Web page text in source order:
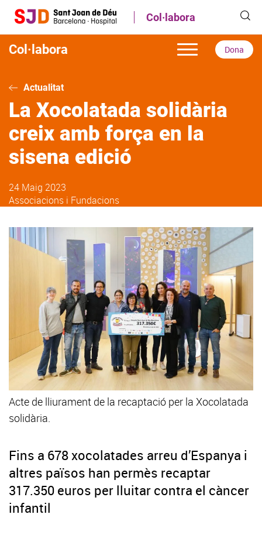
contingut
Col·labora
Col·labora Dona
Actualitat
La Xocolatada solidària
creix amb força en la
sisena edició
24 Maig 2023
Associacions i Fundacions
Acte de lliurament de la recaptació per la Xocolatada
solidària.
Fins a 678 xocolatades arreu d’Espanya i
altres països han permès recaptar
317.350 euros per lluitar contra el càncer
infantil